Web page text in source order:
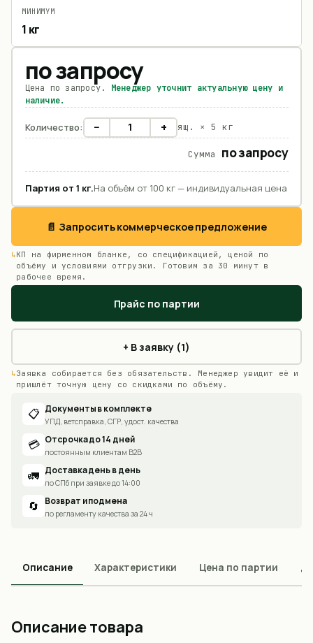
МИНИМУМ
1 кг
по запросу
Цена по запросу. Менеджер уточнит актуальную цену и
наличие.
Количество: − + ящ. × 5 кг
Сумма по запросу
Партия от 1 кг.На объём от 100 кг — индивидуальная цена
📄 Запросить коммерческое предложение
КП на фирменном бланке, со спецификацией, ценой по
объёму и условиями отгрузки. Готовим за 30 минут в
рабочее время.
Прайс по партии
+ В заявку (1)
Заявка собирается без обязательств. Менеджер увидит её и
пришлёт точную цену со скидками по объёму.
📋 Документы в комплекте
УПД, ветсправка, СГР, удост. качества
💳 Отсрочка до 14 дней
постоянным клиентам B2B
🚛 Доставка день в день
по СПб при заявке до 14:00
🔄 Возврат и подмена
по регламенту качества за 24 ч
Описание Характеристики Цена по партии
Описание товара